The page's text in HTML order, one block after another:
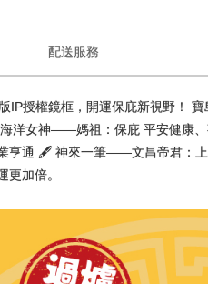
配送服務
IP授權鏡框，開運保庇新視野！
洋女神——媽祖：保庇 平安健康
亨通 🖋️ 神來一筆——文昌帝君：
加倍。